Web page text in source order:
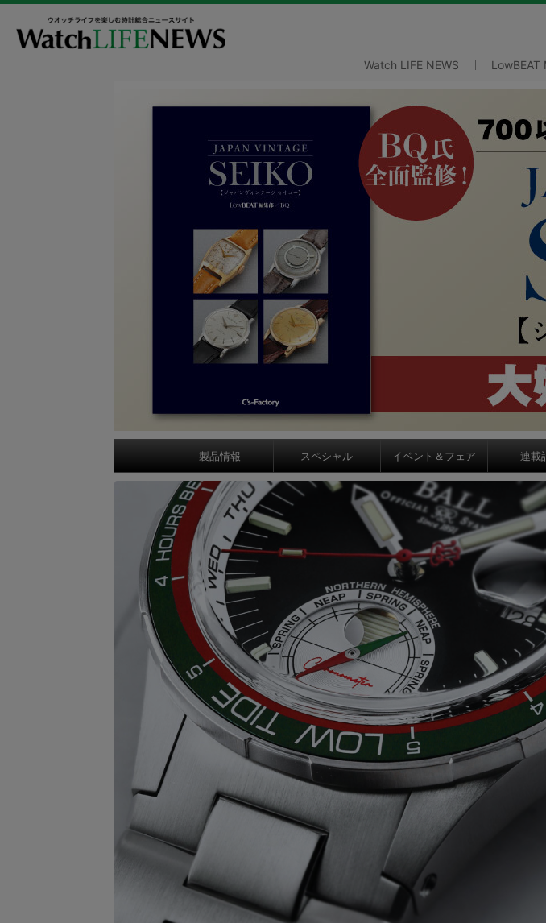
Watch LIFE NEWS
製品情報 スペシャル イベント＆フェア 連載